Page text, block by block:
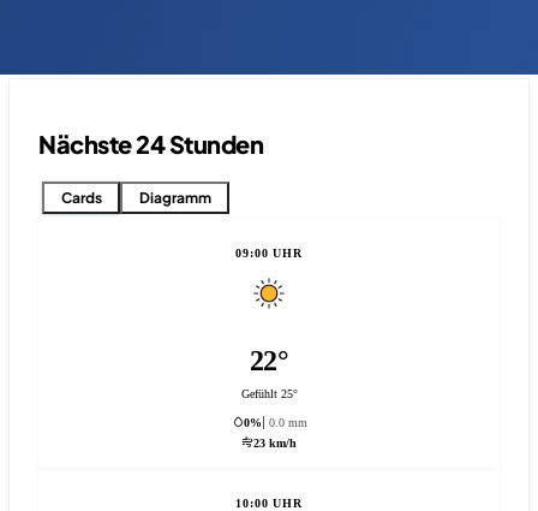
Nächste 24 Stunden
Cards Diagramm
09:00 UHR
22°
Gefühlt 25°
0%
0.0 mm
23 km/h
10:00 UHR